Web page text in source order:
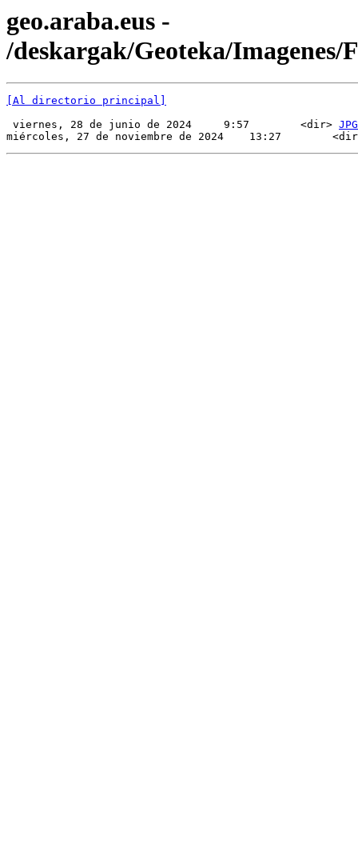
geo.araba.eus -
/deskargak/Geoteka/Imagenes/
[Al directorio principal]
viernes, 28 de junio de 2024     9:57        <dir> JPG
miércoles, 27 de noviembre de 2024    13:27